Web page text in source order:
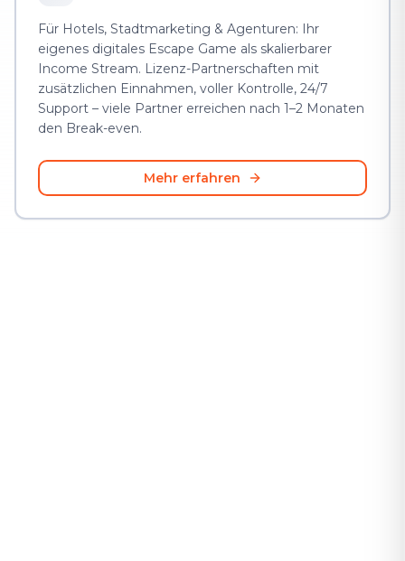
Für Hotels, Stadtmarketing & Agenturen: Ihr
eigenes digitales Escape Game als skalierbarer
Income Stream. Lizenz-Partnerschaften mit
zusätzlichen Einnahmen, voller Kontrolle, 24/7
Support – viele Partner erreichen nach 1–2 Monaten
den Break-even.
Mehr erfahren